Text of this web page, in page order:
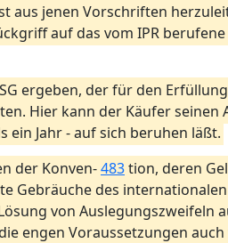
aus jenen Vorschriften
auf das vom IPR
ergeben, der für den
Hier kann der Käufer seinen
ein Jahr - auf sich beruhen läßt.
der Konven-483tion, deren
Gebräuche des
von
engen Voraussetzungen